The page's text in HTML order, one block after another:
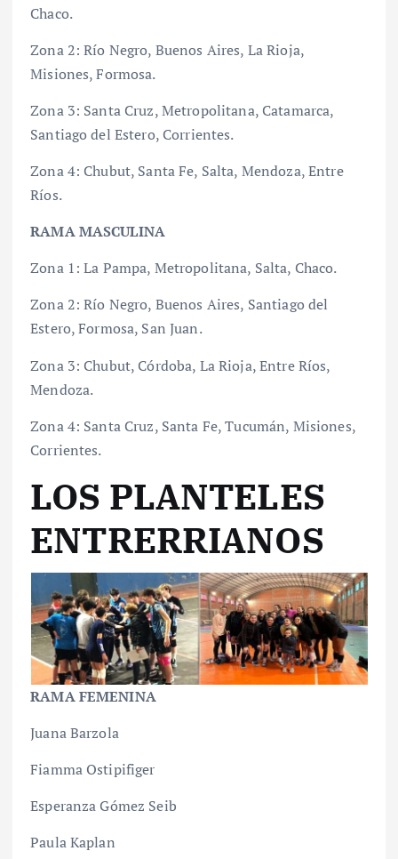
Chaco.
Zona 2: Río Negro, Buenos Aires, La Rioja,
Misiones, Formosa.
Zona 3: Santa Cruz, Metropolitana, Catamarca,
Santiago del Estero, Corrientes.
Zona 4: Chubut, Santa Fe, Salta, Mendoza, Entre
Ríos.
RAMA MASCULINA
Zona 1: La Pampa, Metropolitana, Salta, Chaco.
Zona 2: Río Negro, Buenos Aires, Santiago del
Estero, Formosa, San Juan.
Zona 3: Chubut, Córdoba, La Rioja, Entre Ríos,
Mendoza.
Zona 4: Santa Cruz, Santa Fe, Tucumán, Misiones,
Corrientes.
LOS PLANTELES
ENTRERRIANOS
RAMA FEMENINA
Juana Barzola
Fiamma Ostipifiger
Esperanza Gómez Seib
Paula Kaplan